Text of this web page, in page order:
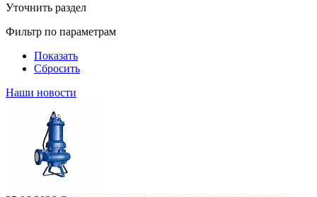
Уточнить раздел
Фильтр по параметрам
Показать
Сбросить
Наши новости